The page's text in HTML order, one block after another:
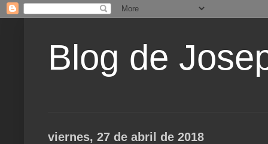
Blog de
viernes, 27 de abril de 2018